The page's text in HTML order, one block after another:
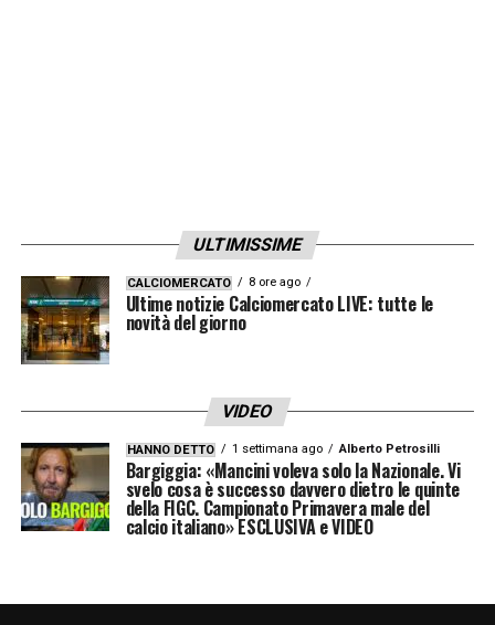
ULTIMISSIME
CALCIOMERCATO 8 ore ago
Ultime notizie Calciomercato LIVE: tutte le
novità del giorno
VIDEO
HANNO DETTO 1 settimana ago Alberto Petrosilli
Bargiggia: «Mancini voleva solo la Nazionale. Vi
svelo cosa è successo davvero dietro le quinte
della FIGC. Campionato Primavera male del
calcio italiano» ESCLUSIVA e VIDEO